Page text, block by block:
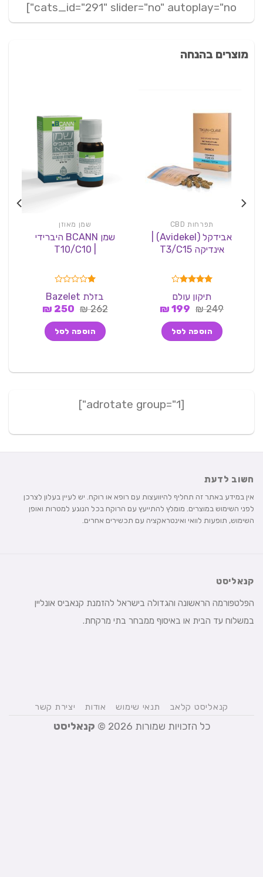
cats_id="291" slider="no" autoplay="no"]
מוצרים בהנחה
תפרחות CBD
אבידקל (Avidekel) |
אינדיקה T3/C15
מתוך 5
תיקון עולם
249
₪ המחיר
היה:
249 ₪.
199
₪המחיר
הוא:
199 ₪.
הוספה לסל
שמן מאוזן
שמן BCANN היברידי
1.00
מתוך
בזלת Bazelet
262
₪ המחיר
היה:
262 ₪.
250
₪המחיר
הוא:
250 ₪.
הוספה לסל
חשוב לדעת
אין במידע באתר זה תחליף להיוועצות עם רופא או רוקח. יש לעיין בעלון לצרכן
לפני השימוש במוצרים. מומלץ להתייעץ עם הרוקח בכל הנוגע למטרות ואופן
השימוש, תופעות לוואי ואינטראקציה עם תכשירים אחרים.
קנאליסט
הפלטפורמה הראשונה והגדולה בישראל להזמנת קנאביס אונליין
במשלוח עד הבית או באיסוף ממבחר בתי מרקחת.
קנאליסט קלאב תנאי שימוש אודות יצירת קשר
כל הזכויות שמורות 2026 © קנאליסט